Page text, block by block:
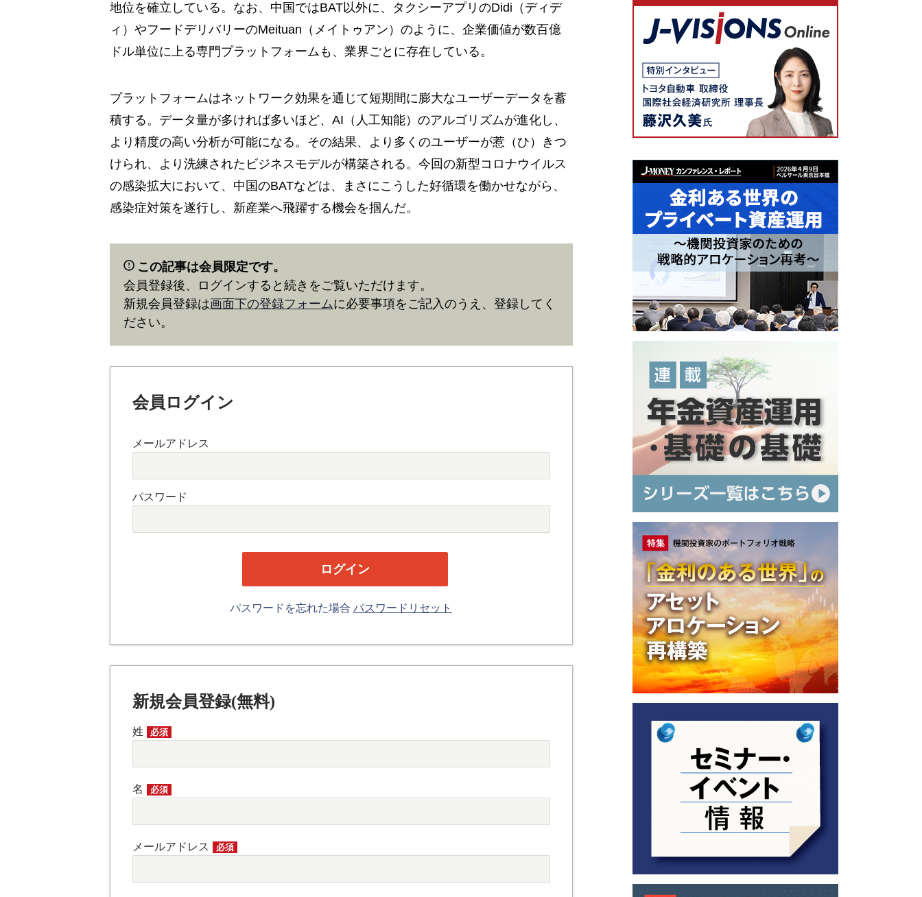
地位を確立している。なお、中国ではBAT以外に、タクシーアプリのDidi（ディデ
ィ）やフードデリバリーのMeituan（メイトゥアン）のように、企業価値が数百億
ドル単位に上る専門プラットフォームも、業界ごとに存在している。
プラットフォームはネットワーク効果を通じて短期間に膨大なユーザーデータを蓄
積する。データ量が多ければ多いほど、AI（人工知能）のアルゴリズムが進化し、
より精度の高い分析が可能になる。その結果、より多くのユーザーが惹（ひ）きつ
けられ、より洗練されたビジネスモデルが構築される。今回の新型コロナウイルス
の感染拡大において、中国のBATなどは、まさにこうした好循環を働かせながら、
感染症対策を遂行し、新産業へ飛躍する機会を掴んだ。
この記事は会員限定です。
会員登録後、ログインすると続きをご覧いただけます。
新規会員登録は画面下の登録フォームに必要事項をご記入のうえ、登録してく
ださい。
会員ログイン
メールアドレス
パスワード
パスワードを忘れた場合 パスワードリセット
新規会員登録(無料)
姓 必須
名 必須
メールアドレス 必須